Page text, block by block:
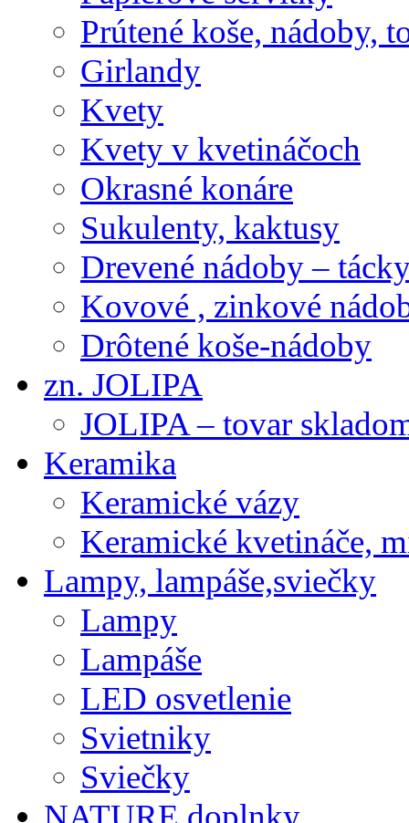
Prútené koše, nádoby,
Girlandy
Kvety
Kvety v kvetináčoch
Okrasné konáre
Sukulenty, kaktusy
Drevené nádoby –
Kovové , zinkové
Drôtené koše-nádoby
zn. JOLIPA
JOLIPA – tovar
Keramika
Keramické vázy
Keramické kvetináče,
Lampy, lampáše,sviečky
Lampy
Lampáše
LED osvetlenie
Svietniky
Sviečky